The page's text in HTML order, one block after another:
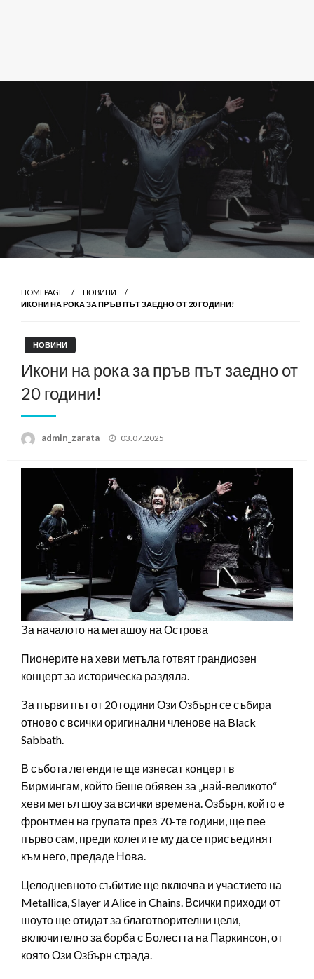
HOMEPAGE
НОВИНИ
ИКОНИ НА РОКА ЗА ПРЪВ ПЪТ ЗАЕДНО ОТ 20 ГОДИНИ!
НОВИНИ
Икони на рока за пръв път заедно от
20 години!
admin_zarata
Posted
03.07.2025
За началото на мегашоу на Острова
Пионерите на хеви метъла готвят грандиозен
концерт за историческа раздяла.
За първи път от 20 години Ози Озбърн се събира
отново с всички оригинални членове на Black
Sabbath.
В събота легендите ще изнесат концерт в
Бирмингам, който беше обявен за „най-великото“
хеви метъл шоу за всички времена. Озбърн, който е
фронтмен на групата през 70-те години, ще пее
първо сам, преди колегите му да се присъединят
към него, предаде Нова.
Целодневното събитие ще включва и участието на
Metallica, Slayer и Alice in Chains. Всички приходи от
шоуто ще отидат за благотворителни цели,
включително за борба с Болестта на Паркинсон, от
която Ози Озбърн страда.